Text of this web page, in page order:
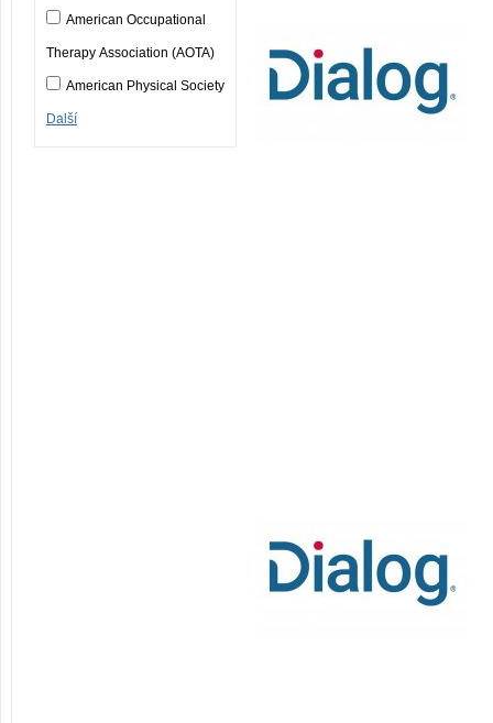
American Occupational
Therapy Association (AOTA)
American Physical Society
Další